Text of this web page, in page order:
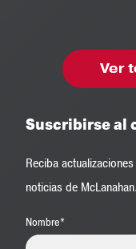
Ver
Suscribirse al
Reciba
noticias de McLanahan.
Nombre*